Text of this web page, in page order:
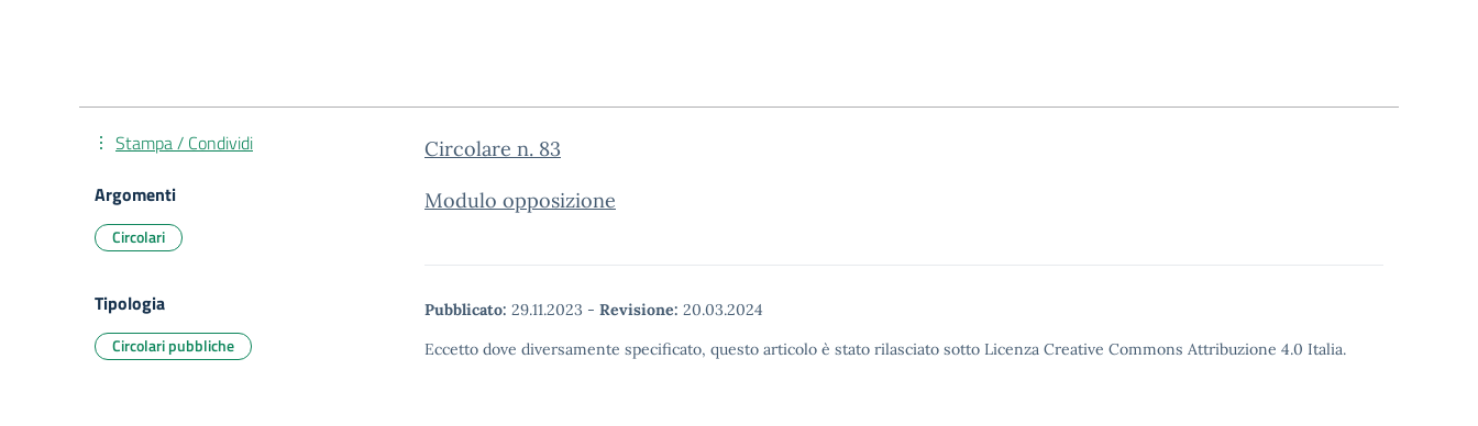
Circolare n. 83
Modulo opposizione
Pubblicato: 29.11.2023 - Revisione: 20.03.2024
Eccetto dove diversamente specificato, questo articolo è stato rilasciato sotto Licenza Creative Commons Attribuzione 4.0 Italia.
Stampa / Condividi
Argomenti
Circolari
Tipologia
Circolari pubbliche